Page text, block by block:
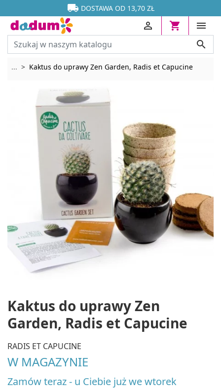

 DOSTAWA OD 13,70 ZŁ






... Rozwiń breadcrumbs
Kaktus do uprawy Zen Garden, Radis et Capucine
Kaktus do uprawy Zen
Garden, Radis et Capucine
RADIS ET CAPUCINE
W MAGAZYNIE
Zamów teraz - u Ciebie już we wtorek